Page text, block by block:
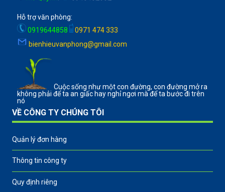
Hỗ trợ văn phòng:
0919644858
0971 474 333
bienhieuvanphong@gmail.com
Cuộc sống như một con đường, con đường mở ra
không phải để ta an giấc hay nghỉ ngơi mà để ta bước đi trên
nó
VỀ CÔNG TY CHÚNG TÔI
Quản lý đơn hàng
Thông tin công ty
Quy định riêng